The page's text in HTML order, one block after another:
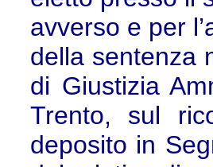
avverso e per
della sentenza
di Giustizia
Trento, sul
deposito in